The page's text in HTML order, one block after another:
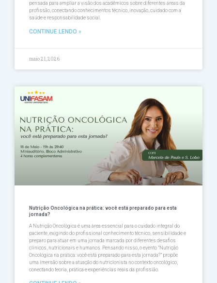
pensada para ampliar a visão dos acadêmicos sobre diferentes áreas da
profissão, conectando conhecimentos técnico, inovação, cuidado com a
saúde e responsabilidade social.
CONTINUE LENDO »
maio 21, 2026
Nutrição Oncológica na prática: você está preparado para esta
jornada?
A Nutrição Oncológica é uma área essencial para o cuidado integral do
paciente, exigindo do profissional conhecimento técnico, sensibilidade e
preparo para atuar em uma jornada marcada por diferentes desafios
clínicos, nutricionais e humanos. Pensando nisso, o evento ”Nutrição
Oncológica na prática: você está preparado para esta jornada?” propõe
uma imersão sobre a atuação do nutricionista no contexto oncológico,
conectando teoria, prática e experiências reais da profissião.